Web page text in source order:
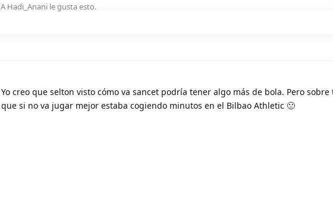
A Hadi_Anani le gusta esto.
Yo creo que selton visto cómo va sancet podría tener algo más de bola. Pero sobre
que si no va jugar mejor estaba cogiendo minutos en el Bilbao Athletic 🙁